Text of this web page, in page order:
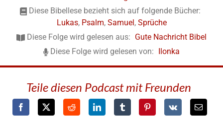
Diese Bibellese bezieht sich auf folgende Bücher:
Lukas, Psalm, Samuel , Sprüche
Diese Folge wird gelesen aus: Gute Nachricht Bibel
Diese Folge wird gelesen von: Ilonka
Teile diesen Podcast mit Freunden